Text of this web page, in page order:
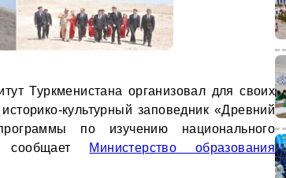
Туркменистана организовал для своих
культурный заповедник «Древний
по изучению национального
сообщает Министерство образования